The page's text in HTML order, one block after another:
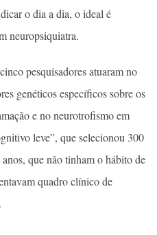
o dia a dia, o ideal é
neuropsiquiatra.
pesquisadores atuaram no
genéticos específicos sobre os
e no neurotrofismo em
leve”, que selecionou 300
que não tinham o hábito de
quadro clínico de